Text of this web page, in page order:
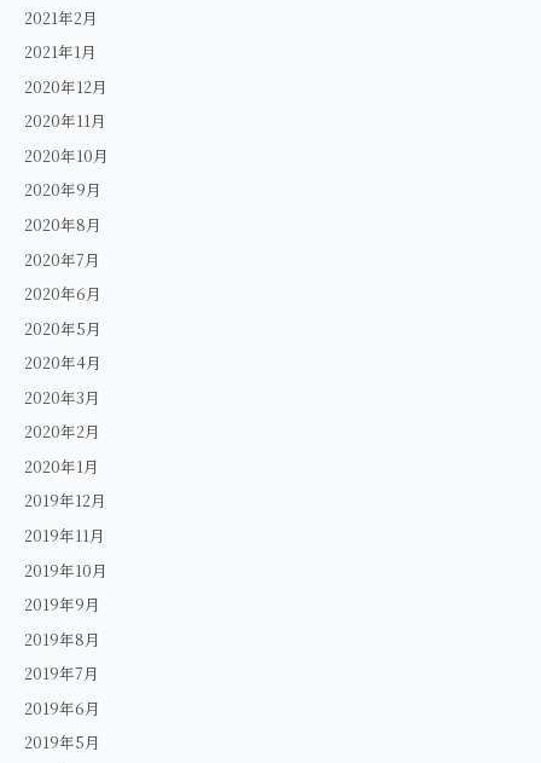
2021年2月
2021年1月
2020年12月
2020年11月
2020年10月
2020年9月
2020年8月
2020年7月
2020年6月
2020年5月
2020年4月
2020年3月
2020年2月
2020年1月
2019年12月
2019年11月
2019年10月
2019年9月
2019年8月
2019年7月
2019年6月
2019年5月